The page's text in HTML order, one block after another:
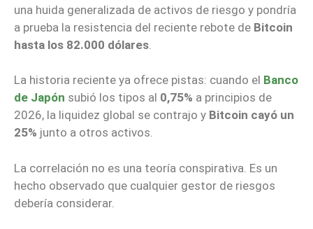
una huida generalizada de activos de riesgo y pondría
a prueba la resistencia del reciente rebote de Bitcoin
hasta los 82.000 dólares
La historia reciente ya ofrece pistas: cuando el Banco
de Japón subió los tipos al 0,75% a principios de
2026, la liquidez global se contrajo y Bitcoin cayó un
25% junto a otros activos.
La correlación no es una teoría conspirativa. Es un
hecho observado que cualquier gestor de riesgos
debería considerar.